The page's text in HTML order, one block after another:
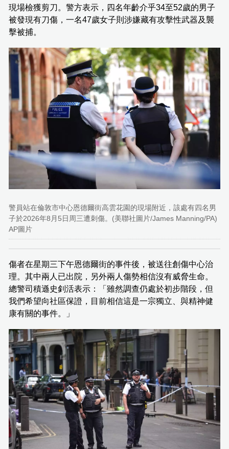
現場檢獲剪刀。警方表示，四名年齡介乎34至52歲的男子
被發現有刀傷，一名47歲女子則涉嫌藏有攻擊性武器及襲
擊被捕。
警員站在倫敦市中心恩德爾街高雲花園的現場附近，該處有四名男
子於2026年8月5日周三遭刺傷。(美聯社圖片/James Manning/PA)
AP圖片
傷者在星期三下午恩德爾街的事件後，被送往創傷中心治
理。其中兩人已出院，另外兩人傷勢相信沒有威脅生命。
總警司積遜史釗活表示：「雖然調查仍處於初步階段，但
我們希望向社區保證，目前相信這是一宗獨立、與精神健
康有關的事件。」